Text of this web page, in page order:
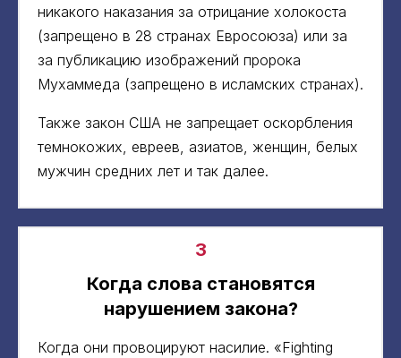
никакого наказания за отрицание холокоста
(запрещено в 28 странах Евросоюза) или за
за публикацию изображений пророка
Мухаммеда (запрещено в исламских странах).
Также закон США не запрещает оскорбления
темнокожих, евреев, азиатов, женщин, белых
мужчин средних лет и так далее.
3
Когда слова становятся
нарушением закона?
Когда они провоцируют насилие. «Fighting